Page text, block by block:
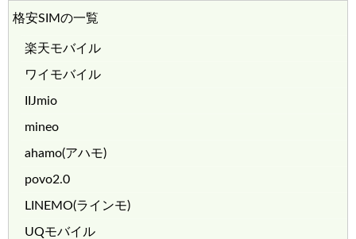
格安SIMの一覧
楽天モバイル
ワイモバイル
IIJmio
mineo
ahamo(アハモ)
povo2.0
LINEMO(ラインモ)
UQモバイル